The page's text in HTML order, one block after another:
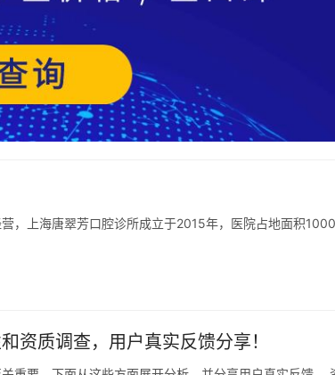
，上海唐翠芳口腔诊所成立于2015年，医院占地面积
资质调查，用户真实反馈分享！